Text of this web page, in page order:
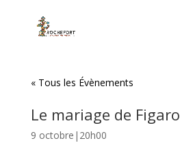
« Tous les Évènements
Le mariage de Figaro
9 octobre|20h00